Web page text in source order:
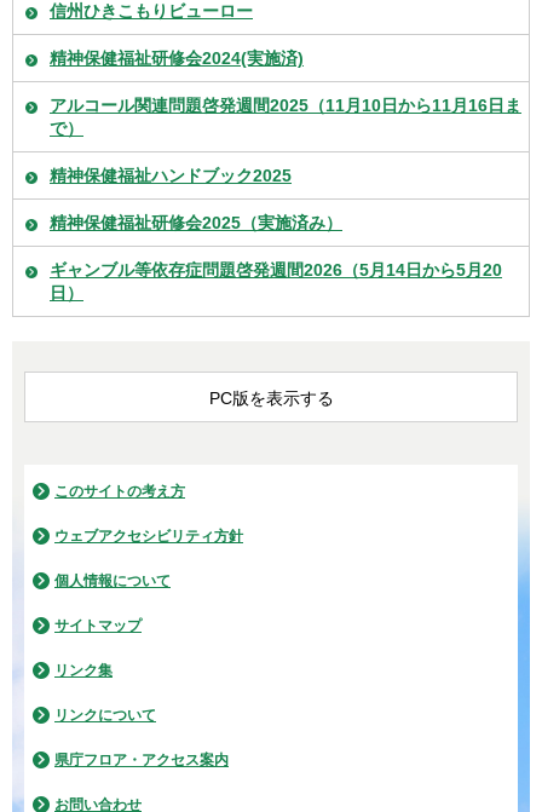
信州ひきこもりビューロー
精神保健福祉研修会2024(実施済)
アルコール関連問題啓発週間2025（11月10日から11月16日ま
で）
精神保健福祉ハンドブック2025
精神保健福祉研修会2025（実施済み）
ギャンブル等依存症問題啓発週間2026（5月14日から5月20
日）
PC版を表示する
このサイトの考え方
ウェブアクセシビリティ方針
個人情報について
サイトマップ
リンク集
リンクについて
県庁フロア・アクセス案内
お問い合わせ